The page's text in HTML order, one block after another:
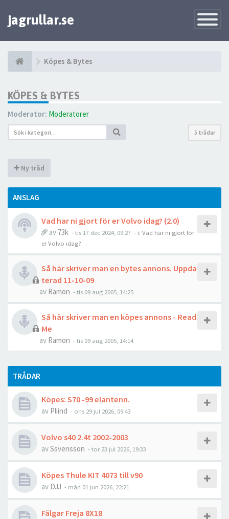
Toggle
jagrullar.se
Köpes & Bytes
KÖPES & BYTES
Moderator: Moderatorer
5 trådar
Ny tråd
ANSLAG
Vad har ni gjort för er Volvo idag? (2.0)
av 73k - tis 17 dec 2024, 09:27 - i: Vad har ni gjort för
er Volvo idag?
Så här skriver man en bytes annons. Uppda
terad 11-10-09
av Ramon - tis 09 aug 2005, 14:25
Så här skriver man en köpes annons - Read
Me
av Ramon - tis 09 aug 2005, 14:14
TRÅDAR
Köpes: S70 -99 elantenn.
av Pliind - ons 29 jul 2026, 09:43
Volvo s40 2.4t 2002-2003
avSsvensson - tor 23 jul 2026, 19:33
Köpes Thule KIT 4073 till v90
av DJJ - mån 01 jun 2026, 22:21
Fälgar Freja 8X18